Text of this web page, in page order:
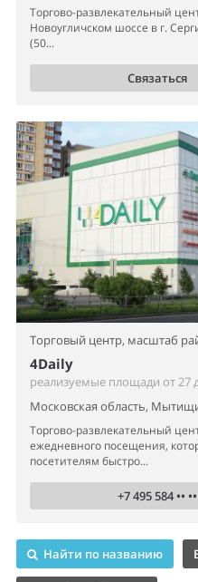
Торгово-развлекательный
Новоугличском шоссе в г.
(50...
Связаться
Торговый центр, масштаб
4Daily
реализуемые площади от 27
Московская область,
Торгово-развлекательный
ежедневного посещения,
посетителям быстро...
+7 495 584 •• ••
Найти по названию